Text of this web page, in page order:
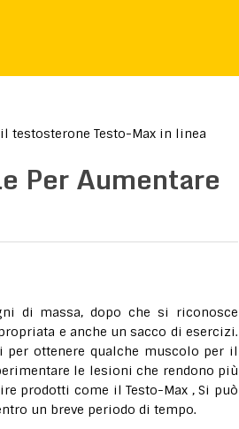
Testo-Max in linea
Per Aumentare
di massa, dopo che si riconosce
e anche un sacco di esercizi.
ottenere qualche muscolo per il
le lesioni che rendono più
prodotti come il Testo-Max , Si può
un breve periodo di tempo.